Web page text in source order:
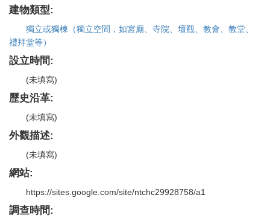
建物類型:
獨立或獨棟（獨立空間，如宮廟、寺院、壇觀、教會、教堂、
禮拜堂等）
設立時間:
(未填寫)
歷史沿革:
(未填寫)
外觀描述:
(未填寫)
網站:
https://sites.google.com/site/ntchc29928758/a1
調查時間: